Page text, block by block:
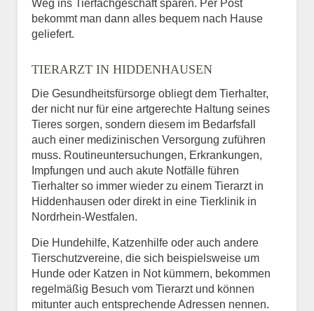
Weg ins Tierfachgeschäft sparen. Per Post
bekommt man dann alles bequem nach Hause
geliefert.
TIERARZT IN HIDDENHAUSEN
Die Gesundheitsfürsorge obliegt dem Tierhalter,
der nicht nur für eine artgerechte Haltung seines
Tieres sorgen, sondern diesem im Bedarfsfall
auch einer medizinischen Versorgung zuführen
muss. Routineuntersuchungen, Erkrankungen,
Impfungen und auch akute Notfälle führen
Tierhalter so immer wieder zu einem Tierarzt in
Hiddenhausen oder direkt in eine Tierklinik in
Nordrhein-Westfalen.
Die Hundehilfe, Katzenhilfe oder auch andere
Tierschutzvereine, die sich beispielsweise um
Hunde oder Katzen in Not kümmern, bekommen
regelmäßig Besuch vom Tierarzt und können
mitunter auch entsprechende Adressen nennen.